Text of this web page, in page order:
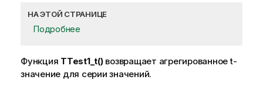
НА ЭТОЙ СТРАНИЦЕ
Подробнее
Функция TTest1_t()возвращает агрегированное t-
значение для серии значений.